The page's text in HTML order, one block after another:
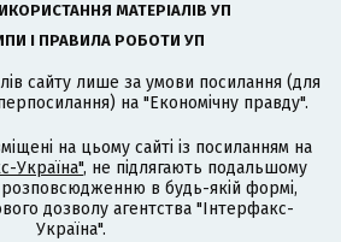
МАТЕРІАЛІВ УП
І ПРАВИЛА РОБОТИ УП
сайту лише за умови посилання (для
на "Економічну правду".
на цьому сайті із посиланням на
Україна", не підлягають подальшому
в будь-якій формі,
дозволу агентства "Інтерфакс-
Україна".